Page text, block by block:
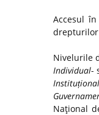
Accesul
drepturilor
Nivelurile
Individual-
Instituțional
Naţional